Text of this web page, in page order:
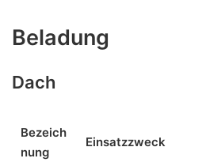
Beladung
Dach
Bezeich
nung
Einsatzzweck